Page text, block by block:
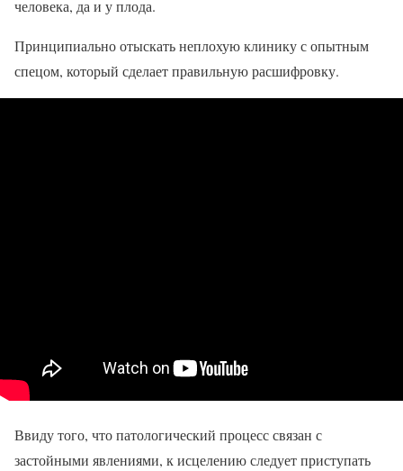
человека, да и у плода.
Принципиально отыскать неплохую клинику с опытным
спецом, который сделает правильную расшифровку.
Ввиду того, что патологический процесс связан с
застойными явлениями, к исцелению следует приступать